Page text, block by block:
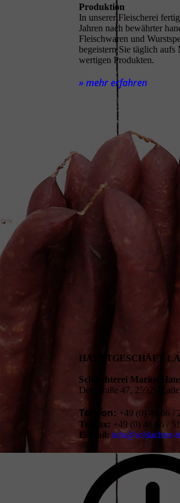
Produktion
In unserer Fleischerei
Jahren nach be­währter
Fleischwaren und
begeistern Sie täglich
wertigen Produkten.
» mehr erfahren
HAUPTGESCHÄFT
Schlachterei Marius
Dorfstraße 47, 25926
Telefon: +49 (0) 46 66 /
Telefax: +49 (0) 46 66 /
E-Mail: info@schlachter-